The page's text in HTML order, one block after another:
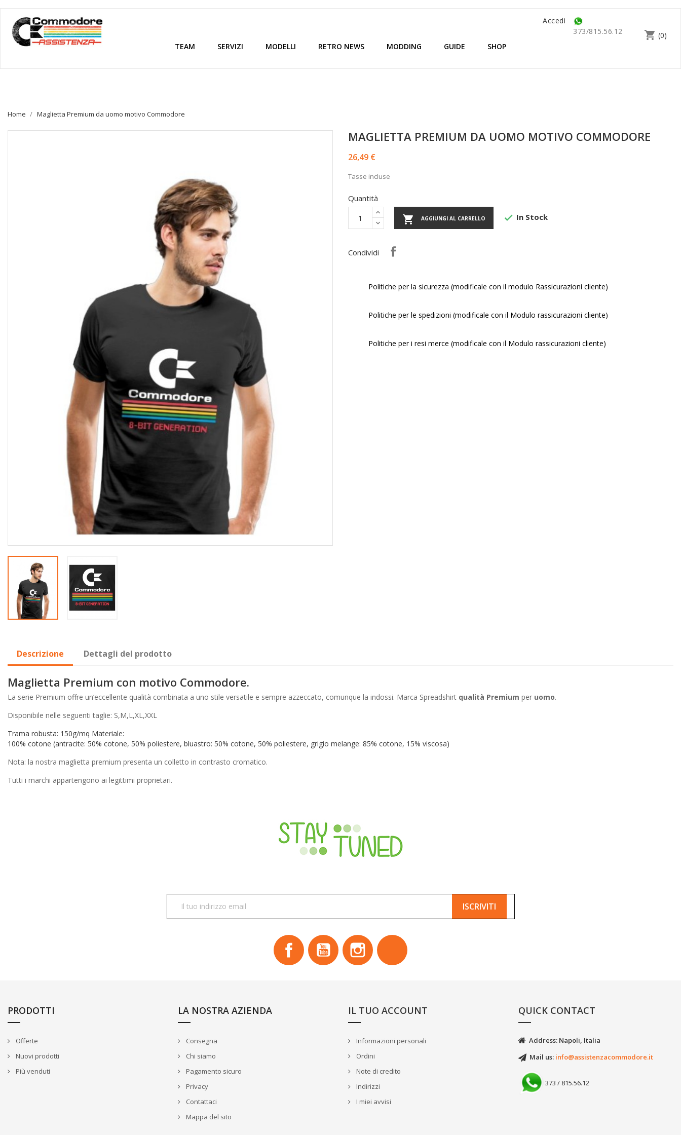
TEAM SERVIZI MODELLI RETRO NEWS MODDING GUIDE SHOP
Accedi
373/815.56.12
shopping_cart (0)
Home Maglietta Premium da uomo motivo Commodore
MAGLIETTA PREMIUM DA UOMO MOTIVO COMMODORE
26,49 €
Tasse incluse
Quantità
 AGGIUNGI AL CARRELLO  In Stock
Condividi
Politiche per la sicurezza (modificale con il modulo Rassicurazioni cliente)
Politiche per le spedizioni (modificale con il Modulo rassicurazioni cliente)
Politiche per i resi merce (modificale con il Modulo rassicurazioni cliente)
Descrizione Dettagli del prodotto
Maglietta Premium con motivo Commodore.
La serie Premium offre un’eccellente qualità combinata a uno stile versatile e sempre azzeccato, comunque la indossi. Marca Spreadshirt qualità Premium per uomo.
Disponibile nelle seguenti taglie: S,M,L,XL,XXL
Trama robusta: 150g/mq Materiale:
100% cotone (antracite: 50% cotone, 50% poliestere, bluastro: 50% cotone, 50% poliestere, grigio melange: 85% cotone, 15% viscosa)
Nota: la nostra maglietta premium presenta un colletto in contrasto cromatico.
Tutti i marchi appartengono ai legittimi proprietari.
Facebook YouTube Instagram
PRODOTTI
Offerte
Nuovi prodotti
Più venduti
LA NOSTRA AZIENDA
Consegna
Chi siamo
Pagamento sicuro
Privacy
Contattaci
Mappa del sito
IL TUO ACCOUNT
Informazioni personali
Ordini
Note di credito
Indirizzi
I miei avvisi
QUICK CONTACT
Address: Napoli, Italia
Mail us: info@assistenzacommodore.it
373 / 815.56.12